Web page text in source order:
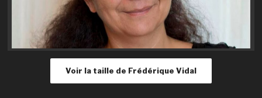
Voir la taille de Frédérique Vidal